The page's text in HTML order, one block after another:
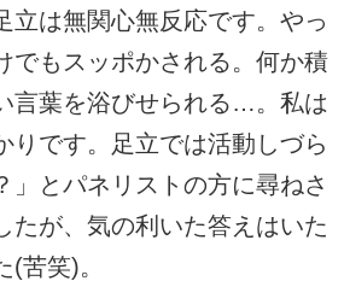
立は無関心無反応です。やっ
でもスッポかされる。何か積
言葉を浴びせられる…。私は
りです。足立では活動しづら
」とパネリストの方に尋ねさ
たが、気の利いた答えはいた
(苦笑)。